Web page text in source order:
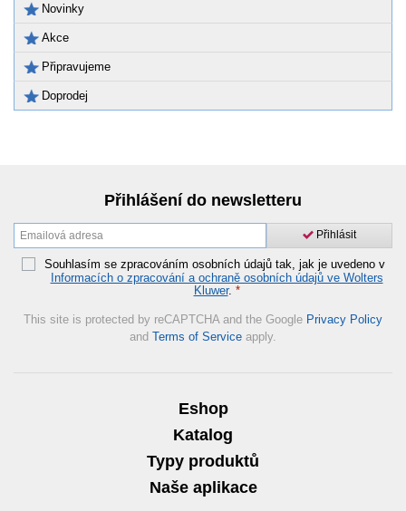
Novinky
Akce
Připravujeme
Doprodej
Přihlášení do newsletteru
Přihlásit
Souhlasím se zpracováním osobních údajů tak, jak je uvedeno v
Informacích o zpracování a ochraně osobních údajů ve Wolters
Kluwer. *
This site is protected by reCAPTCHA and the Google Privacy Policy
and Terms of Service apply.
Eshop
Katalog
Typy produktů
Naše aplikace